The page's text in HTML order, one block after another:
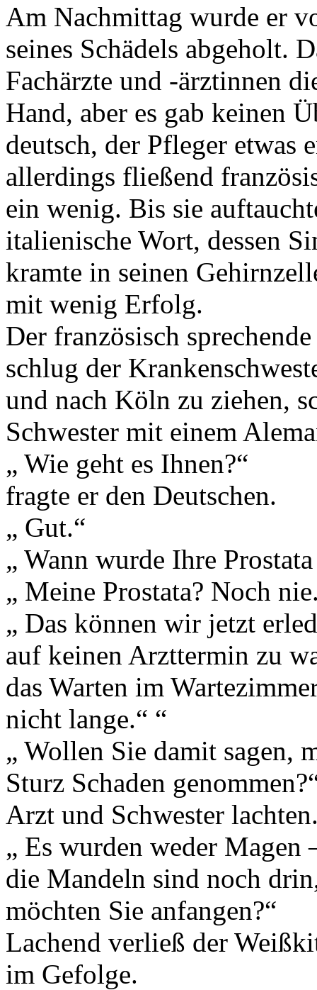
Am Nachmittag wurde er
seines Schädels abgeholt.
Fachärzte und -ärztinnen
Hand, aber es gab keinen
deutsch, der Pfleger etwas
allerdings fließend
ein wenig. Bis sie
italienische Wort, dessen
kramte in seinen
mit wenig Erfolg.
Der französisch
schlug der
und nach Köln zu ziehen,
Schwester mit einem
„ Wie geht es Ihnen?“
fragte er den Deutschen.
„ Gut.“
„ Wann wurde Ihre
„ Meine Prostata? Noch
„ Das können wir jetzt
auf keinen Arzttermin zu
das Warten im
nicht lange.“ “
„ Wollen Sie damit sagen,
Sturz Schaden
Arzt und Schwester
„ Es wurden weder Magen
die Mandeln sind noch
möchten Sie anfangen?“
Lachend verließ der
im Gefolge.